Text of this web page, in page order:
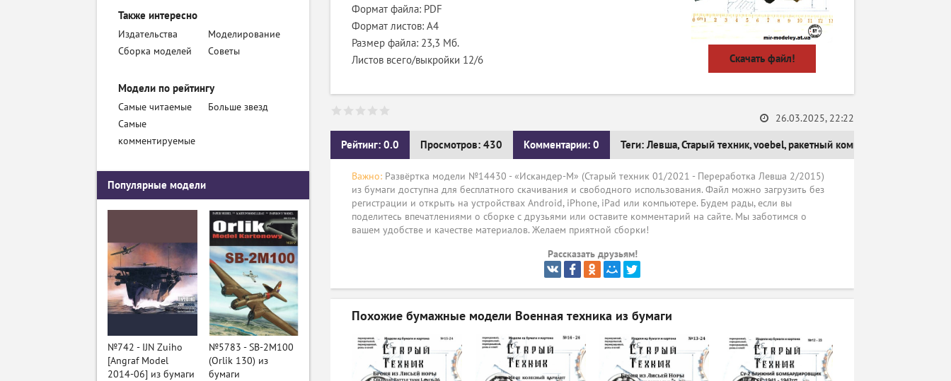
Формат файла: PDF
Формат листов: A4
Размер файла: 23,3 Мб.
Листов всего/выкройки 12/6
Скачать файл!
Рейтинг: 0.0 Просмотров: 430 Комментарии: 0 Теги: Левша,Старый техник,voebel,ракетный комплекс
26.03.2025, 22:22
Важно: Развёртка модели №14430 - «Искандер-М» (Старый техник 01/2021 - Переработка Левша 2/2015)
из бумаги доступна для бесплатного скачивания и свободного использования. Файл можно загрузить без
регистрации и открыть на устройствах Android, iPhone, iPad или компьютере. Будем рады, если вы
поделитесь впечатлениями о сборке с друзьями или оставите комментарий на сайте. Мы заботимся о
вашем удобстве и качестве материалов. Желаем приятной сборки!
Рассказать друзьям!
Похожие бумажные модели Военная техника из бумаги
Также интересно
Издательства
Моделирование
Сборка моделей
Советы
Модели по рейтингу
Самые читаемые
Больше звезд
Самые
комментируемые
Популярные модели
№742 - IJN Zuiho
[Angraf Model
2014-06] из бумаги
№5783 - SB-2M100
(Orlik 130) из
бумаги